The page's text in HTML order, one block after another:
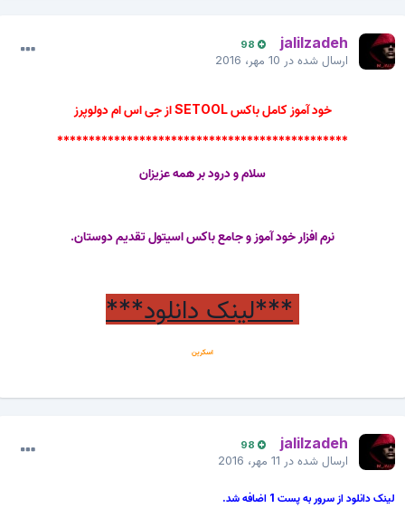
jalilzadeh
98
ارسال شده در10 مهر، 2016
خود آموز کامل باکس SETOOL از جی اس ام دولوپرز
**********************************************
سلام و درود بر همه عزیزان
نرم افزار خود آموز و جامع باکس اسیتول تقدیم دوستان.
***لینک دانلود***
اسکرین
jalilzadeh
98
ارسال شده در11 مهر، 2016
لینک دانلود از سرور به پست 1 اضافه شد.